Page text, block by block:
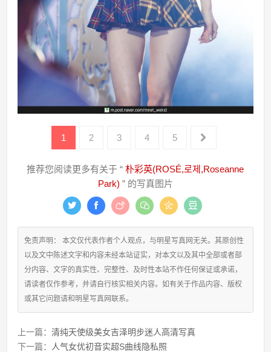
1 2 3 4 5
推荐您阅读更多有关于 “朴彩英(ROSÉ,로제,Roseanne
Park) ” 的写真图片
免责声明： 本文仅代表作者个人观点，与明星写真网无关。其原创性
以及文中陈述文字和内容未经本站证实，对本文以及其中全部或者部
分内容、文字的真实性、完整性、及时性本站不作任何保证或承诺，
请读者仅作参考，并请自行核实相关内容。如有关于作品内容、版权
或其它问题请和明星写真网联系。
上一篇：清纯天使级美女吉泽明步迷人高清写真
下一篇：
人气女优初音实超S曲线隐私照